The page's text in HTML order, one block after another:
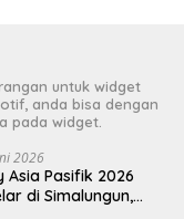
untuk widget
anda bisa dengan
pada widget.
2026
Asia Pasifik 2026
di Simalungun,